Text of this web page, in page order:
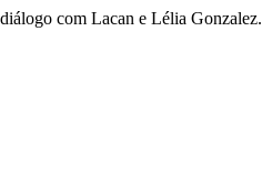
com Lacan e Lélia Gonzalez.